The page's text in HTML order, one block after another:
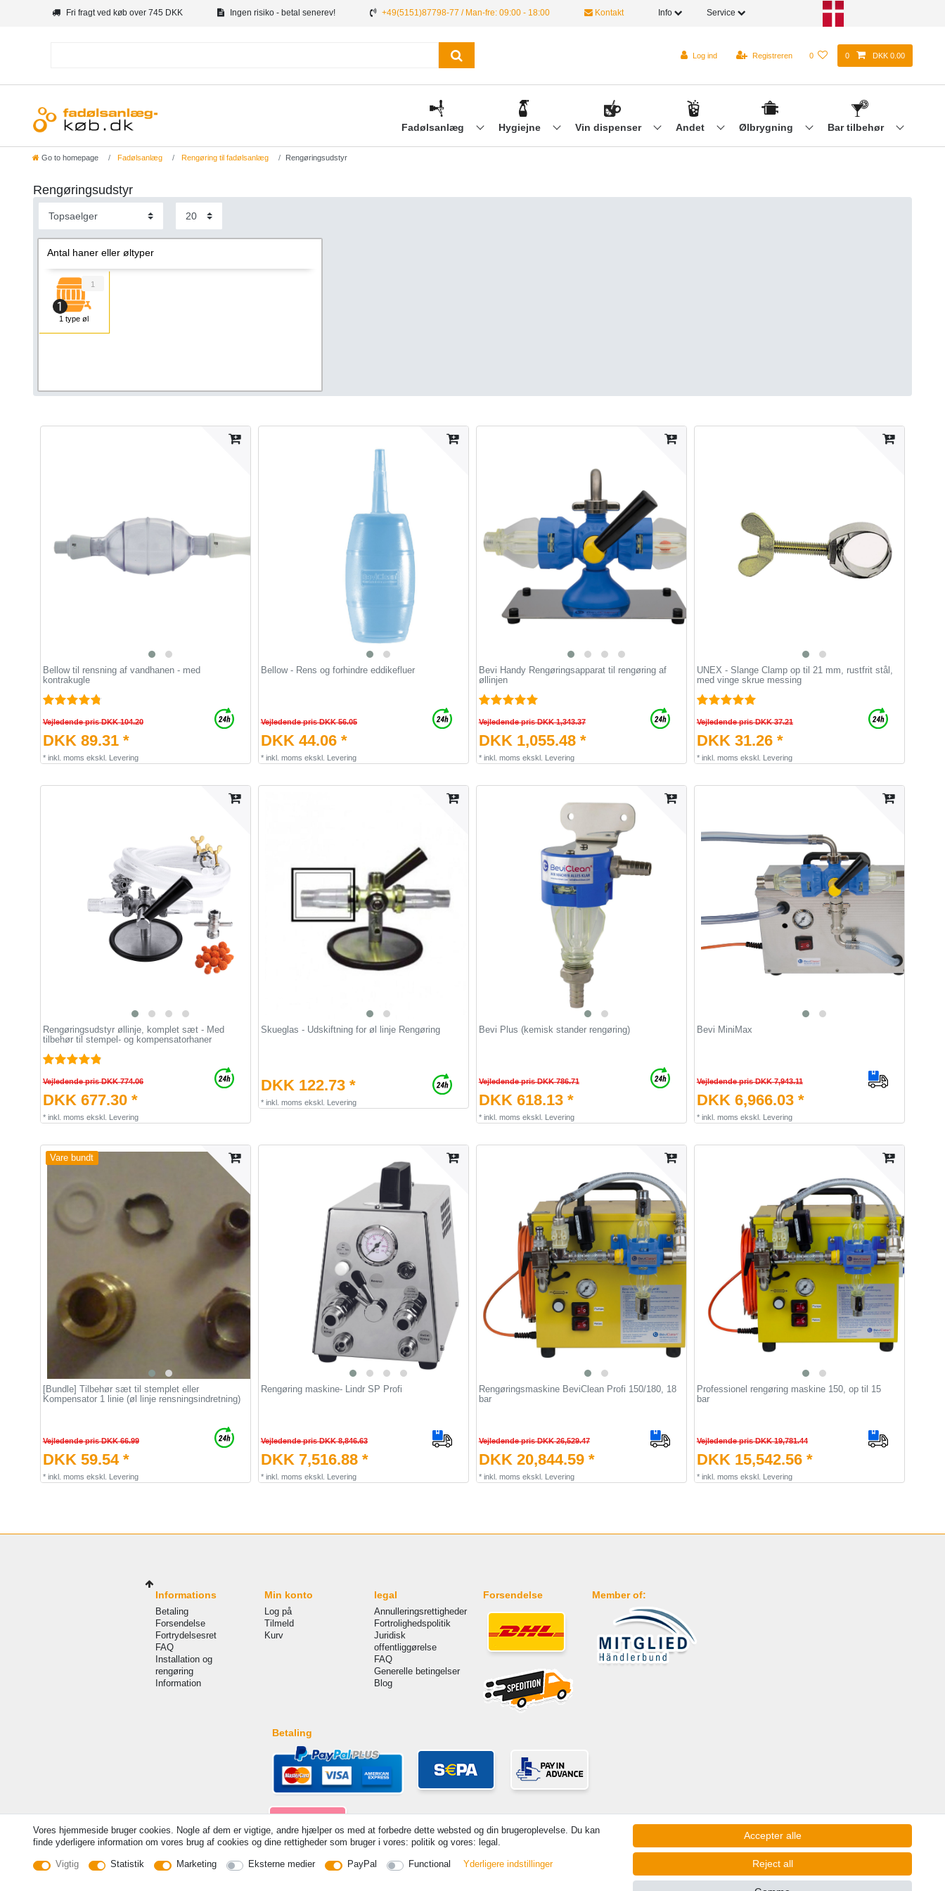
Fri fragt ved køb over 745 DKK Ingen risiko - betal senerev! +49(5151)87798-77 / Man-fre: 09:00 - 18:00 Kontakt Info Service
Log ind Registreren 0 0 DKK 0.00
Fadølsanlæg Hygiejne Vin dispenser Andet Ølbrygning Bar tilbehør
Go to homepage Fadølsanlæg Rengøring til fadølsanlæg Rengøringsudstyr
Rengøringsudstyr
Antal haner eller øltyper
1 type øl
1
Bellow til rensning af vandhanen - med
kontrakugle
Vejledende pris DKK 104.20
DKK 89.31 *
* inkl. moms ekskl. Levering
Bellow - Rens og forhindre eddikefluer
Vejledende pris DKK 56.05
DKK 44.06 *
* inkl. moms ekskl. Levering
Bevi Handy Rengøringsapparat til rengøring af
øllinjen
Vejledende pris DKK 1,343.37
DKK 1,055.48 *
* inkl. moms ekskl. Levering
UNEX - Slange Clamp op til 21 mm, rustfrit stål,
med vinge skrue messing
Vejledende pris DKK 37.21
DKK 31.26 *
* inkl. moms ekskl. Levering
Rengøringsudstyr øllinje, komplet sæt - Med
tilbehør til stempel- og kompensatorhaner
Vejledende pris DKK 774.06
DKK 677.30 *
* inkl. moms ekskl. Levering
Skueglas - Udskiftning for øl linje Rengøring
DKK 122.73 *
* inkl. moms ekskl. Levering
Bevi Plus (kemisk stander rengøring)
Vejledende pris DKK 786.71
DKK 618.13 *
* inkl. moms ekskl. Levering
Bevi MiniMax
Vejledende pris DKK 7,943.11
DKK 6,966.03 *
* inkl. moms ekskl. Levering
Vare bundt
[Bundle] Tilbehør sæt til stemplet eller
Kompensator 1 linie (øl linje rensningsindretning)
Vejledende pris DKK 66.99
DKK 59.54 *
* inkl. moms ekskl. Levering
Rengøring maskine- Lindr SP Profi
Vejledende pris DKK 8,846.63
DKK 7,516.88 *
* inkl. moms ekskl. Levering
Rengøringsmaskine BeviClean Profi 150/180, 18
bar
Vejledende pris DKK 26,529.47
DKK 20,844.59 *
* inkl. moms ekskl. Levering
Professionel rengøring maskine 150, op til 15
bar
Vejledende pris DKK 19,781.44
DKK 15,542.56 *
* inkl. moms ekskl. Levering
Informations
Betaling
Forsendelse
Fortrydelsesret
FAQ
Installation og
rengøring
Information
Min konto
Log på
Tilmeld
Kurv
legal
Annulleringsrettigheder
Fortrolighedspolitik
Juridisk
offentliggørelse
FAQ
Generelle betingelser
Blog
Forsendelse Member of:
Betaling
© Copyright 2026 | Alle rettigheder forbeholdes. - Prices incl. VAT. 19% VAT Basic prices see article detail | * Applies to deliveries to the UK!
Vores hjemmeside bruger cookies. Nogle af dem er vigtige, andre hjælper os med at forbedre dette websted og din brugeroplevelse. Du kan
finde yderligere information om vores brug af cookies og dine rettigheder som bruger i vores: politik og vores: legal.
Vigtig Statistik Marketing Eksterne medier PayPal Functional Yderligere indstillinger
Accepter alle
Reject all